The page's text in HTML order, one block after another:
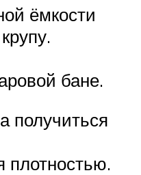
ёмкости
бане.
получиться
плотностью.